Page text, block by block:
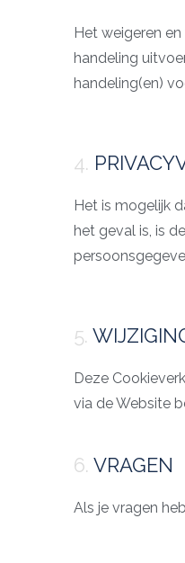
Het weigeren
handeling
handeling(en)
4.
Het is mogelijk
het geval is, is
5.
Deze
via de Website
6. VRAGEN
Als je vragen